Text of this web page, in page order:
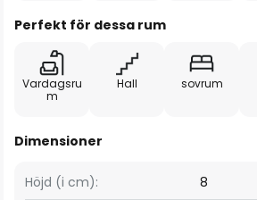
Perfekt för dessa rum
Vardagsru
m
Hall sovrum
Dimensioner
Höjd (i cm):
8